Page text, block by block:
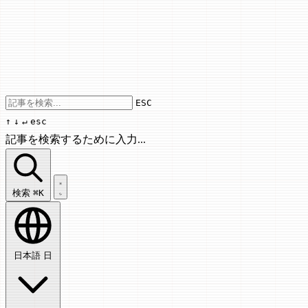
Use arrow keys to navigate results,
ESC
↑ ↓ ↵ esc
記事を検索するために入力...
記事を検索...
検索 ⌘K
日本語 日